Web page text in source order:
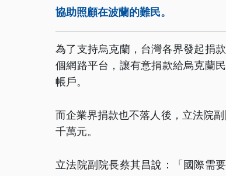
協助照顧在波蘭的難民。
為了支持烏克蘭，台灣各界發起捐
個網路平台，讓有意捐款給烏克蘭
帳戶。
而企業界捐款也不落人後，立法院
千萬元。
立法院副院長蔡其昌說：「國際需